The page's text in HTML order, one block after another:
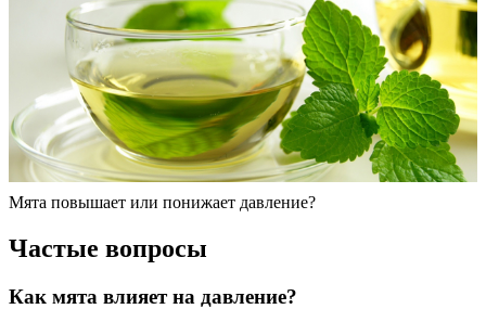
Мята повышает или понижает давление?
Частые вопросы
Как мята влияет на давление?